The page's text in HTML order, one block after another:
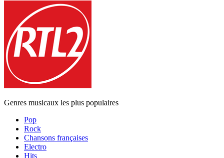
Genres musicaux les plus populaires
Pop
Rock
Chansons françaises
Electro
Hits